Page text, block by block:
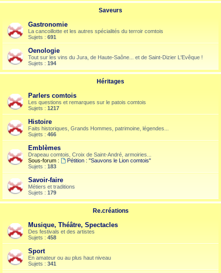
Saveurs
Gastronomie
La cancoillotte et les autres spécialités du terroir comtois
Sujets : 691
Oenologie
Tout sur les vins du Jura, de Haute-Saône... et de Saint-Dizier L'Evêque !
Sujets : 194
Héritages
Parlers comtois
Les questions et remarques sur le patois comtois
Sujets : 1217
Histoire
Faits historiques, Grands Hommes, patrimoine, légendes...
Sujets : 466
Emblèmes
Drapeau comtois, Croix de Saint-André, armoiries...
Sous-forum :
Pétition : "Sauvons le Lion comtois"
Sujets : 183
Savoir-faire
Métiers et traditions
Sujets : 179
Re.créations
Musique, Théâtre, Spectacles
Des festivals et des artistes
Sujets : 458
Sport
En amateur ou au plus haut niveau
Sujets : 341